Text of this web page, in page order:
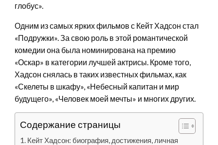
глобус».
Одним из самых ярких фильмов с Кейт Хадсон стал
«Подружки». За свою роль в этой романтической
комедии она была номинирована на премию
«Оскар» в категории лучшей актрисы. Кроме того,
Хадсон снялась в таких известных фильмах, как
«Скелеты в шкафу», «Небесный капитан и мир
будущего», «Человек моей мечты» и многих других.
Содержание страницы
Кейт Хадсон: биография, достижения, личная